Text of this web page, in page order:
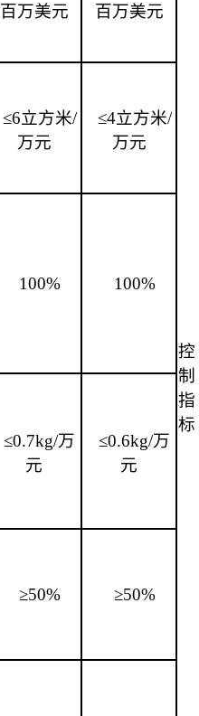
百万美元
百万美元
控
制
指
标
≤6立方米/
万元
≤4立方米/
万元
100% 100%
≤0.7kg/万
元
≤0.6kg/万
元
≥50% ≥50%